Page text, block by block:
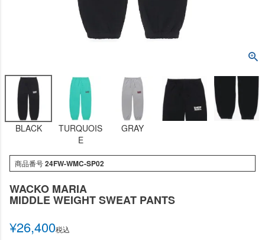
BLACK
TURQUOIS
E
GRAY
商品番号24FW-WMC-SP02
WACKO MARIA
MIDDLE WEIGHT SWEAT PANTS
¥26,400税込